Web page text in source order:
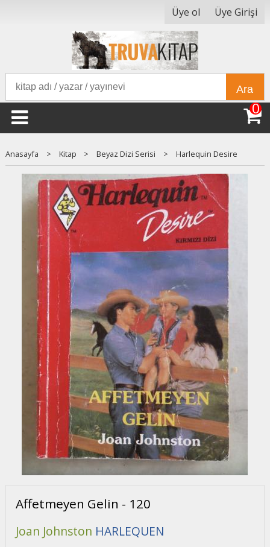
Üye ol Üye Girişi
Ara
0
Anasayfa > Kitap > Beyaz Dizi Serisi > Harlequin Desire
Affetmeyen Gelin - 120
Joan Johnston HARLEQUEN